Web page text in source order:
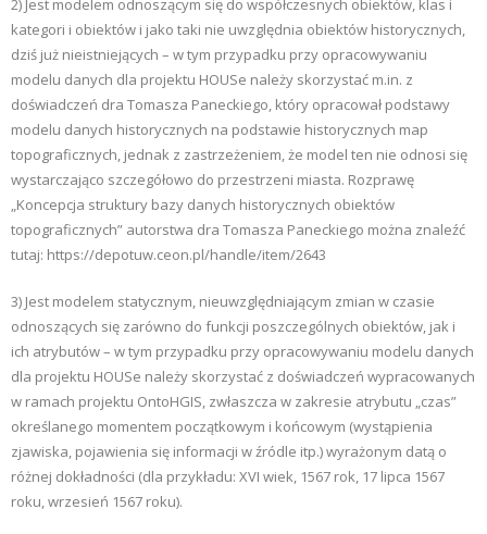
2) Jest modelem odnoszącym się do współczesnych obiektów, klas i
kategori i obiektów i jako taki nie uwzględnia obiektów historycznych,
dziś już nieistniejących – w tym przypadku przy opracowywaniu
modelu danych dla projektu HOUSe należy skorzystać m.in. z
doświadczeń dra Tomasza Paneckiego, który opracował podstawy
modelu danych historycznych na podstawie historycznych map
topograficznych, jednak z zastrzeżeniem, że model ten nie odnosi się
wystarczająco szczegółowo do przestrzeni miasta. Rozprawę
„Koncepcja struktury bazy danych historycznych obiektów
topograficznych” autorstwa dra Tomasza Paneckiego można znaleźć
tutaj: https://depotuw.ceon.pl/handle/item/2643
3) Jest modelem statycznym, nieuwzględniającym zmian w czasie
odnoszących się zarówno do funkcji poszczególnych obiektów, jak i
ich atrybutów – w tym przypadku przy opracowywaniu modelu danych
dla projektu HOUSe należy skorzystać z doświadczeń wypracowanych
w ramach projektu OntoHGIS, zwłaszcza w zakresie atrybutu „czas”
określanego momentem początkowym i końcowym (wystąpienia
zjawiska, pojawienia się informacji w źródle itp.) wyrażonym datą o
różnej dokładności (dla przykładu: XVI wiek, 1567 rok, 17 lipca 1567
roku, wrzesień 1567 roku).